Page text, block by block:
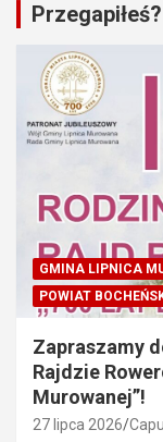
Przegapiłeś?
GMINA LIPNICA
POWIAT
Zapraszamy
Rajdzie
Murowanej”!
27 lipca 2026